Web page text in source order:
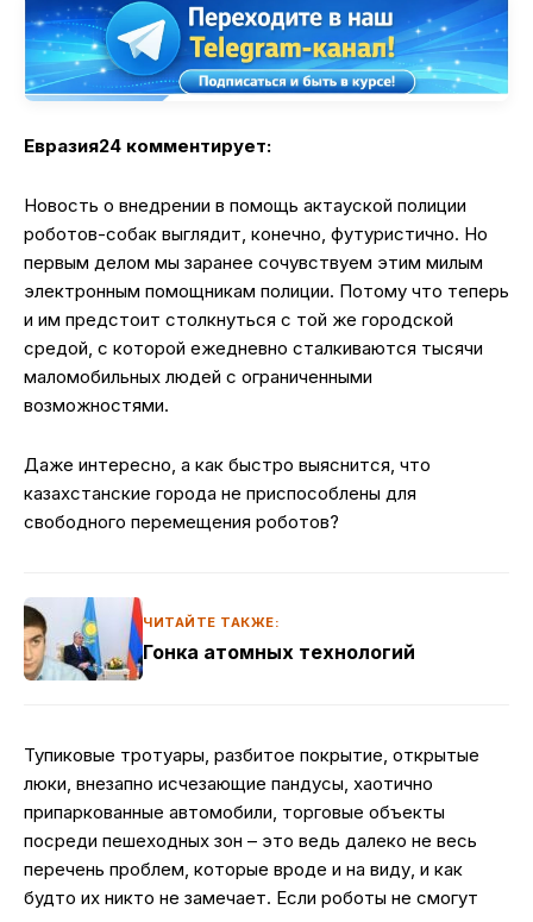
Евразия24 комментирует:
Новость о внедрении в помощь актауской полиции
роботов-собак выглядит, конечно, футуристично. Но
первым делом мы заранее сочувствуем этим милым
электронным помощникам полиции. Потому что теперь
и им предстоит столкнуться с той же городской
средой, с которой ежедневно сталкиваются тысячи
маломобильных людей с ограниченными
возможностями.
Даже интересно, а как быстро выяснится, что
казахстанские города не приспособлены для
свободного перемещения роботов?
ЧИТАЙТЕ ТАКЖЕ:
Гонка атомных технологий
Тупиковые тротуары, разбитое покрытие, открытые
люки, внезапно исчезающие пандусы, хаотично
припаркованные автомобили, торговые объекты
посреди пешеходных зон – это ведь далеко не весь
перечень проблем, которые вроде и на виду, и как
будто их никто не замечает. Если роботы не смогут